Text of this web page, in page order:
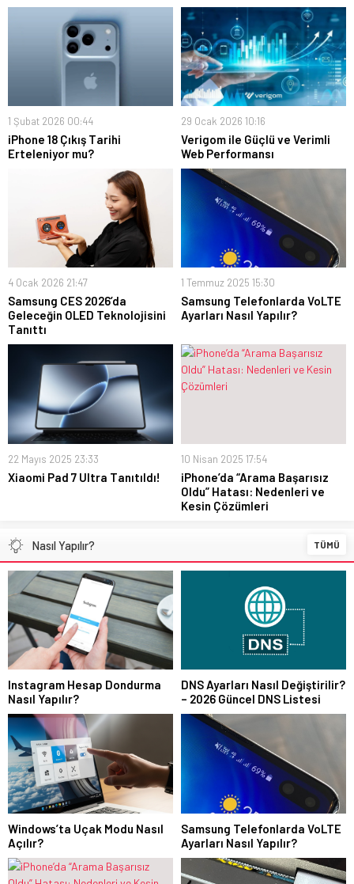
1 Şubat 2026 00:44
iPhone 18 Çıkış Tarihi
Erteleniyor mu?
29 Ocak 2026 10:16
Verigom ile Güçlü ve Verimli
Web Performansı
4 Ocak 2026 21:47
Samsung CES 2026’da
Geleceğin OLED Teknolojisini
Tanıttı
1 Temmuz 2025 15:30
Samsung Telefonlarda VoLTE
Ayarları Nasıl Yapılır?
22 Mayıs 2025 23:33
Xiaomi Pad 7 Ultra Tanıtıldı!
10 Nisan 2025 17:54
iPhone’da “Arama Başarısız
Oldu” Hatası: Nedenleri ve
Kesin Çözümleri
Nasıl Yapılır? TÜMÜ
Instagram Hesap Dondurma
Nasıl Yapılır?
DNS Ayarları Nasıl Değiştirilir?
– 2026 Güncel DNS Listesi
Windows’ta Uçak Modu Nasıl
Açılır?
Samsung Telefonlarda VoLTE
Ayarları Nasıl Yapılır?